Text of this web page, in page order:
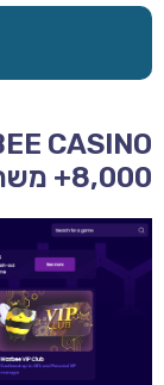
8,000+ משחקים ובונוס 280% 2026